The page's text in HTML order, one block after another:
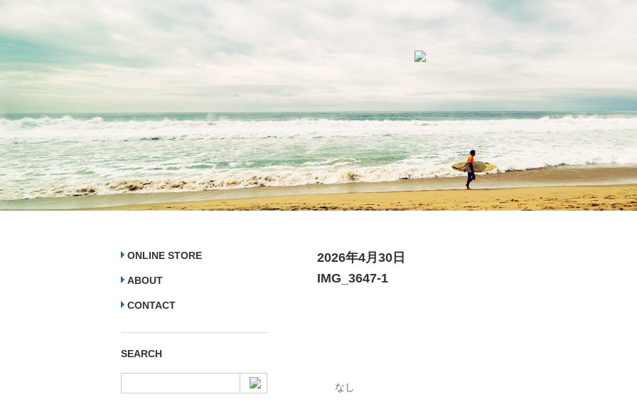
ONLINE STORE
ABOUT
CONTACT
SEARCH
2026年4月30日
IMG_3647-1
なし